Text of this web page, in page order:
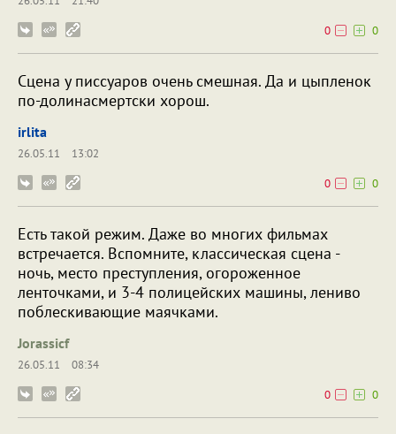
0
0
Сцена у писсуаров очень смешная. Да и цыпленок
по-долинасмертски хорош.
irlita
26.05.11
13:02
0
0
Есть такой режим. Даже во многих фильмах
встречается. Вспомните, классическая сцена -
ночь, место преступления, огороженное
ленточками, и 3-4 полицейских машины, лениво
поблескивающие маячками.
Jorassicf
26.05.11
08:34
0
0